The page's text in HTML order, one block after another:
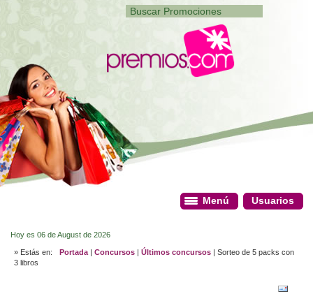
Menú
Menú Usuarios
Usuarios
Hoy es 06 de August de 2026
» Estás en: Portada | Concursos | Últimos concursos | Sorteo de 5 packs con
3 libros